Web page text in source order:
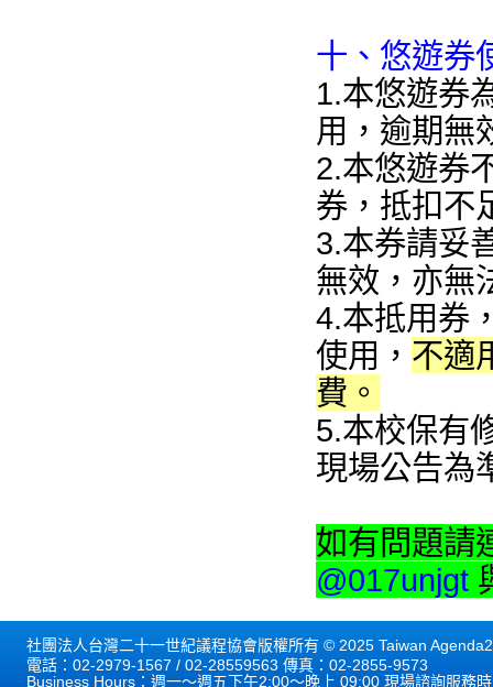
十、悠遊券
1.本悠遊券
用，逾期無
2.本悠遊券
券，抵扣不
3.本券請妥
無效，亦無
4.本抵用券
使用， 不適
費。
5.本校保有
現場公告為
如有問題請
@017unjgt
社團法人台灣二十一世紀議程協會版權所有 © 2025 Taiwan
電話：02-2979-1567 / 02-28559563 傳真：02-2855-9573
Business Hours：週一～週五下午2:00～晚上 09:00 現場諮詢服務